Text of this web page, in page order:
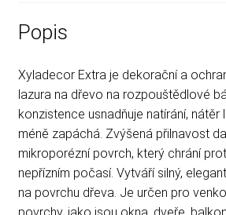
Popis
Xyladecor Extra je dekorační a
lazura na dřevo na rozpouštědlové
konzistence usnadňuje natírání, nátěr
méně zapáchá. Zvýšená přilnavost
mikroporézní povrch, který chrání
nepřízním počasí. Vytváří silný,
na povrchu dřeva. Je určen pro